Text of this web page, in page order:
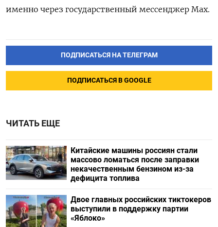
именно через государственный мессенджер Max.
ПОДПИСАТЬСЯ НА ТЕЛЕГРАМ
ПОДПИСАТЬСЯ В GOOGLE
ЧИТАТЬ ЕЩЕ
Китайские машины россиян стали
массово ломаться после заправки
некачественным бензином из-за
дефицита топлива
Двое главных российских тиктокеров
выступили в поддержку партии
«Яблоко»